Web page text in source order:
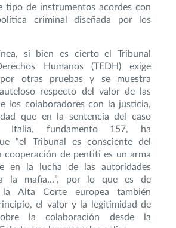
tipo de instrumentos acordes con
criminal diseñada por los
si bien es cierto el Tribunal
Humanos (TEDH) exige
otras pruebas y se muestra
respecto del valor de las
los colaboradores con la justicia,
que en la sentencia del caso
Italia, fundamento 157, ha
“el Tribunal es consciente del
cooperación de pentiti es un arma
en la lucha de las autoridades
la mafia…”, por lo que es de
Alta Corte europea también
el valor y la legitimidad de
la colaboración desde la